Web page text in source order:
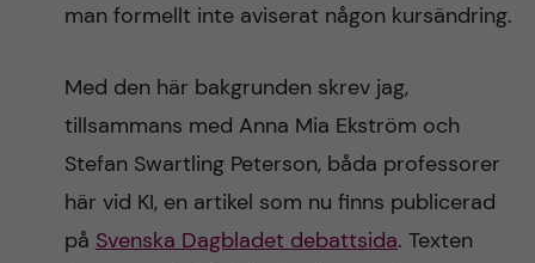
man formellt inte aviserat någon kursändring.
Med den här bakgrunden skrev jag,
tillsammans med Anna Mia Ekström och
Stefan Swartling Peterson, båda professorer
här vid KI, en artikel som nu finns publicerad
på Svenska Dagbladet debattsida. Texten